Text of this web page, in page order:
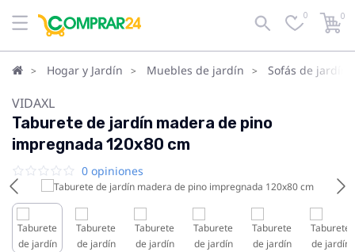
0 0
Hogar y Jardín Muebles de jardín Sofás de jardín
VIDAXL
Taburete de jardín madera de pino
impregnada 120x80 cm
0 opiniones